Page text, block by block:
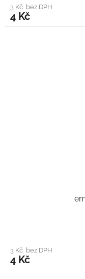
3 Kč bez DPH
4 Kč
3 Kč bez DPH
4 Kč